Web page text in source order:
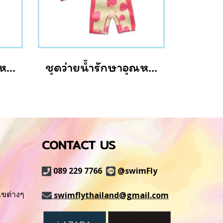
ชุดว่ายน้ำรักษาอุณหภูมิ แบบแขนยาว+หมวกว่ายน้ำลาย Coconut ชุดว่ายน้ำรักษาอุณหภูมิ แบบแขนยาว+หมวกว่ายน้ำลาย Strawberry
ต่างๆ
CONTACT US
089 229 7766 @swimFly
swimflythailand@gmail.com